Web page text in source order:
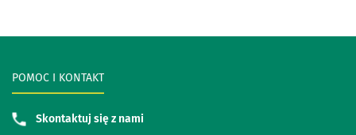
POMOC I KONTAKT
Skontaktuj się z nami